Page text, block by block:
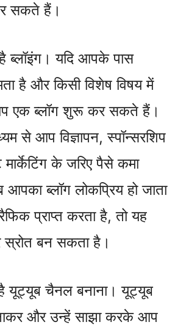
सकते हैं।
ब्लॉइंग। यदि आपके पास
है और किसी विशेष विषय में
एक ब्लॉग शुरू कर सकते हैं।
से आप विज्ञापन, स्पॉन्सरशिप
के जरिए पैसे कमा
ब्लॉग लोकप्रिय हो जाता
प्राप्त करता है, तो यह
बन सकता है।
है यूट्यूब चैनल बनाना। यूट्यूब
और उन्हें साझा करके आप